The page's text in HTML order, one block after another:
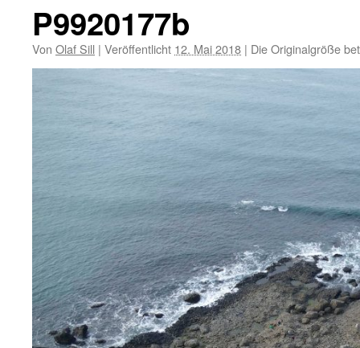
P9920177b
Von Olaf Sill | Veröffentlicht 12. Mai 2018 | Die Originalgröße